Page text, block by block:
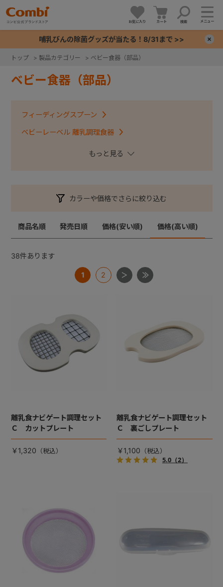
お気に入り カート 検索 メニュー
哺乳びんの除菌グッズが当たる！8/31まで >>
トップ > 製品カテゴリー > ベビー食器（部品）
ベビー食器（部品）
フィーディングスプーン
ベビーレーベル 離乳調理食器
くまのプーさん離乳食じょ～ず
お食事周辺グッズカラーや価格でさらに絞り込む
商品名順 発売日順 価格(安い順) 価格(高い順)
38件あります
1 2
離乳食ナビゲート調理セット
Ｃ カットプレート
￥1,320
離乳食ナビゲート調理セット
Ｃ 裏ごしプレート
￥1,100
5.0（2）